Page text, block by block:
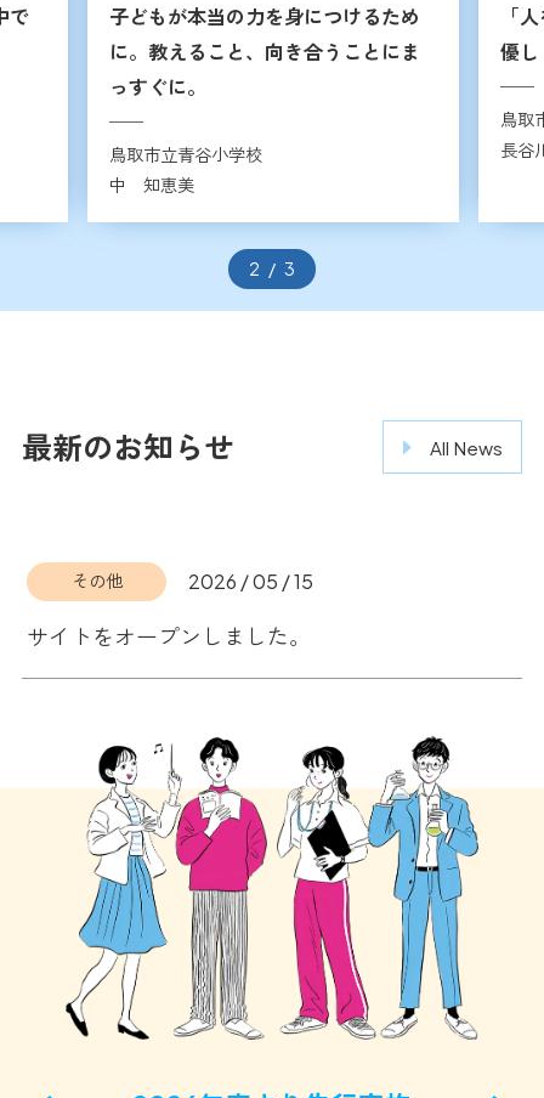
で
子どもが本当の力を身につけるため
に。教えること、向き合うことにま
っすぐに。
鳥取市立青谷小学校
中 知恵美
「
優し
鳥取
長谷
2 / 3
最新のお知らせ All News
その他 2026 / 05 / 15
サイトをオープンしました。